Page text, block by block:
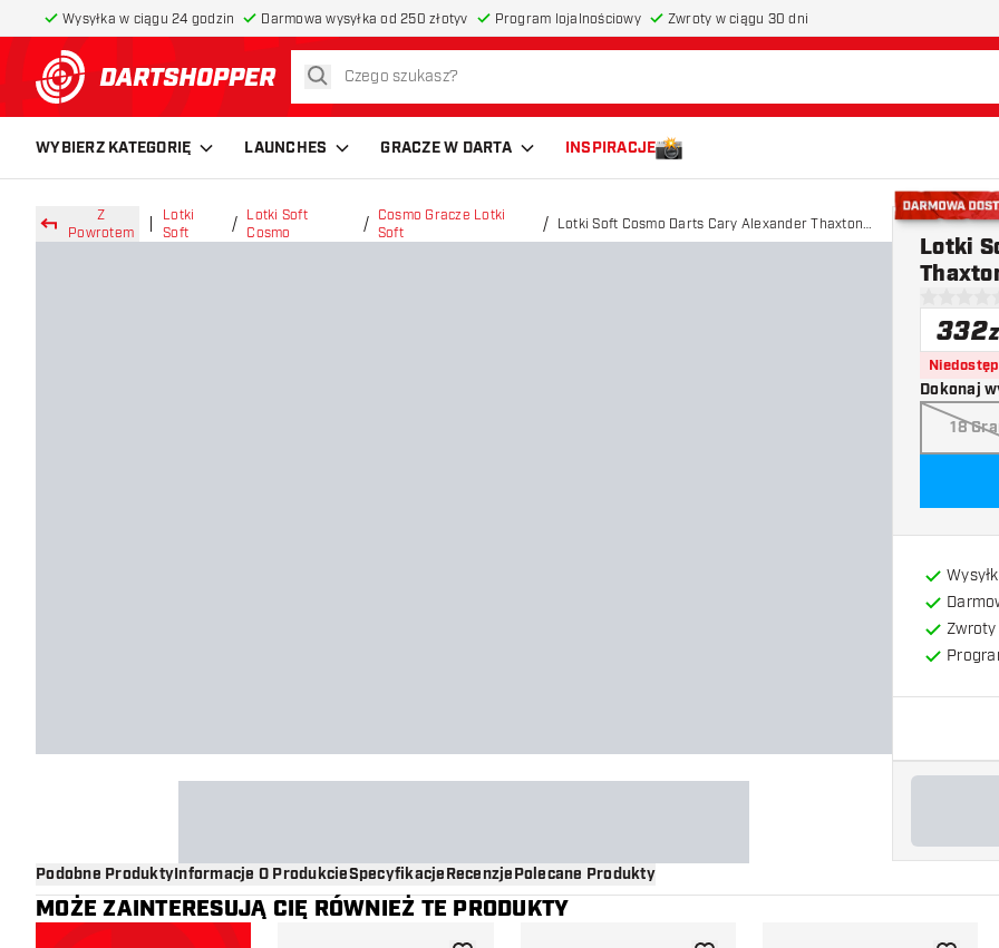
Wysyłka w ciągu 24 godzin Darmowa wysyłka od 250 złotyv Program lojalnościowy Zwroty w ciągu 30 dni
powrót do strony głównej
szukaj
WYBIERZ KATEGORIĘ LAUNCHES GRACZE W DARTA INSPIRACJE
Z
Powrotem
Lotki
Soft
Lotki Soft
Cosmo
Cosmo Gracze Lotki
Soft
Lotki Soft Cosmo Darts Cary Alexander Thaxton
90%
Darmowa
0
Lotki
332
Dokonaj
18
Zwroty
Podobne ProduktyInformacje O ProdukcieSpecyfikacjeRecenzjePolecane Produkty
MOŻE ZAINTERESUJĄ CIĘ RÓWNIEŻ TE PRODUKTY